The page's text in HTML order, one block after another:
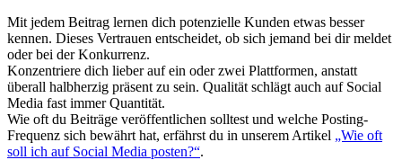
Mit jedem Beitrag lernen dich potenzielle Kunden etwas besser
kennen. Dieses Vertrauen entscheidet, ob sich jemand bei dir meldet
oder bei der Konkurrenz.
Konzentriere dich lieber auf ein oder zwei Plattformen, anstatt
überall halbherzig präsent zu sein. Qualität schlägt auch auf Social
Media fast immer Quantität.
Wie oft du Beiträge veröffentlichen solltest und welche Posting-
Frequenz sich bewährt hat, erfährst du in unserem Artikel „Wie oft
soll ich auf Social Media posten?“.